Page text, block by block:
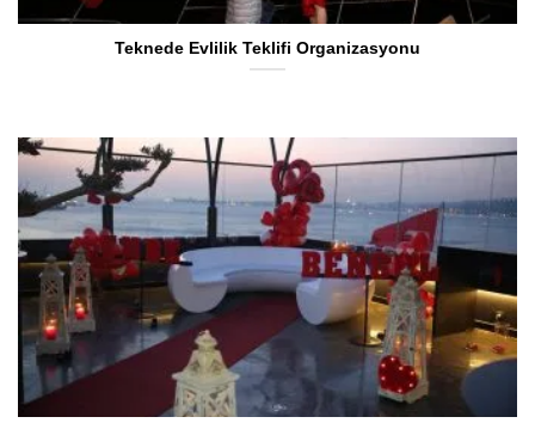
Teknede Evlilik Teklifi Organizasyonu